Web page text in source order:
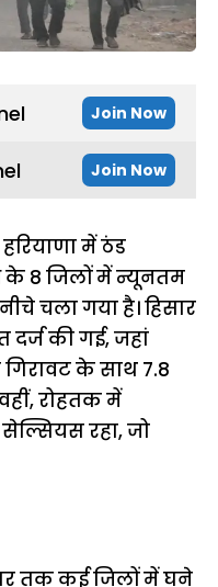
Join Now
Join Now
में ठंड
के 8 जिलों में न्यूनतम
चला गया है। हिसार
की गई, जहां
गिरावट के साथ 7.8
रोहतक में
रहा, जो
तक कई जिलों में घने